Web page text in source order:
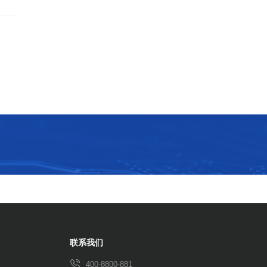
联系我们
400-8800-881